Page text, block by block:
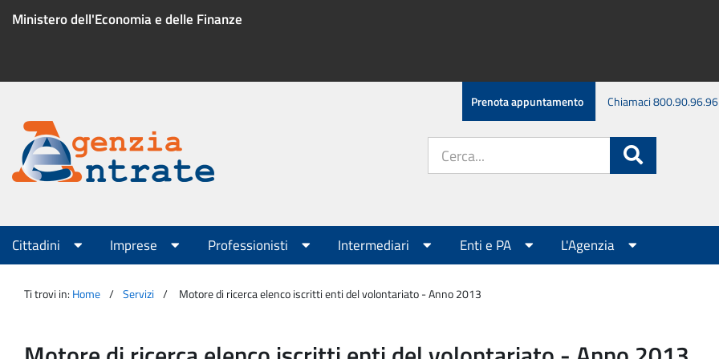
Ministero dell'Economia e delle Finanze
Menu
servizio
Prenota appuntamento Chiamaci 800.90.96.96
Agenzia
Entrate
sito:
Menu
principale
Cittadini Imprese Professionisti Intermediari Enti e PA L'Agenzia
Ti trovi in: Home Servizi Motore di ricerca elenco iscritti enti del volontariato - Anno 2013